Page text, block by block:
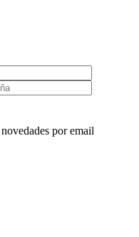
por email